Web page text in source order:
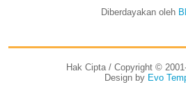
Diberdayakan oleh
Hak Cipta / Copyright ©
Design by Evo